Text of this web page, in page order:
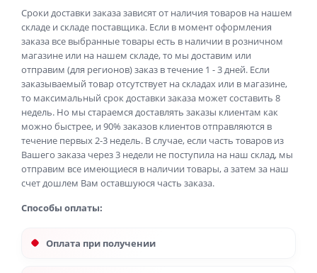
Сроки доставки заказа зависят от наличия товаров на нашем
складе и складе поставщика. Если в момент оформления
заказа все выбранные товары есть в наличии в розничном
магазине или на нашем складе, то мы доставим или
отправим (для регионов) заказ в течение 1 - 3 дней. Если
заказываемый товар отсутствует на складах или в магазине,
то максимальный срок доставки заказа может составить 8
недель. Но мы стараемся доставлять заказы клиентам как
можно быстрее, и 90% заказов клиентов отправляются в
течение первых 2-3 недель. В случае, если часть товаров из
Вашего заказа через 3 недели не поступила на наш склад, мы
отправим все имеющиеся в наличии товары, а затем за наш
счет дошлем Вам оставшуюся часть заказа.
Способы оплаты:
Оплата при получении